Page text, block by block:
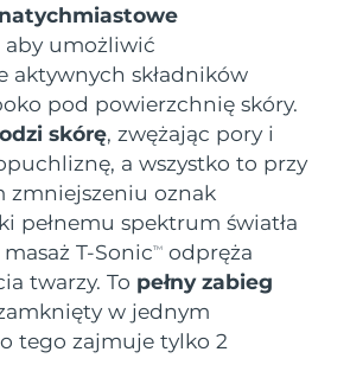
natychmiastowe
aby umożliwić
aktywnych składników
pod powierzchnię skóry.
skórę, zwężając pory i
a wszystko to przy
zmniejszeniu oznak
pełnemu spektrum światła
T-SonicTM
odpręża
twarzy. To pełny zabieg
w jednym
tego zajmuje tylko 2